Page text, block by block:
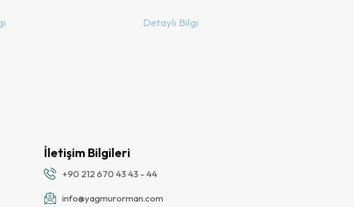
Detaylı Bilgi
İletişim Bilgileri
+90 212 670 43 43 - 44
info@yagmurorman.com